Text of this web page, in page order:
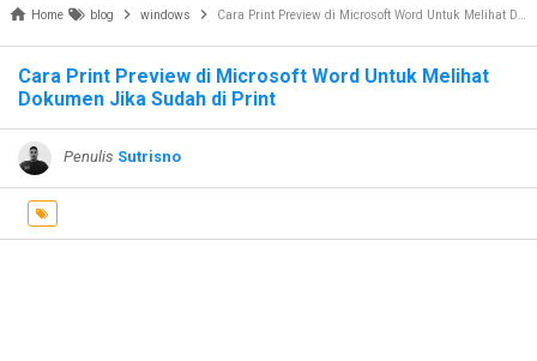
Home blog windows Cara Print Preview di Microsoft Word Untuk Melihat Dokumen Jika Sudah di Print
Cara Print Preview di Microsoft Word Untuk Melihat
Dokumen Jika Sudah di Print
Penulis Sutrisno